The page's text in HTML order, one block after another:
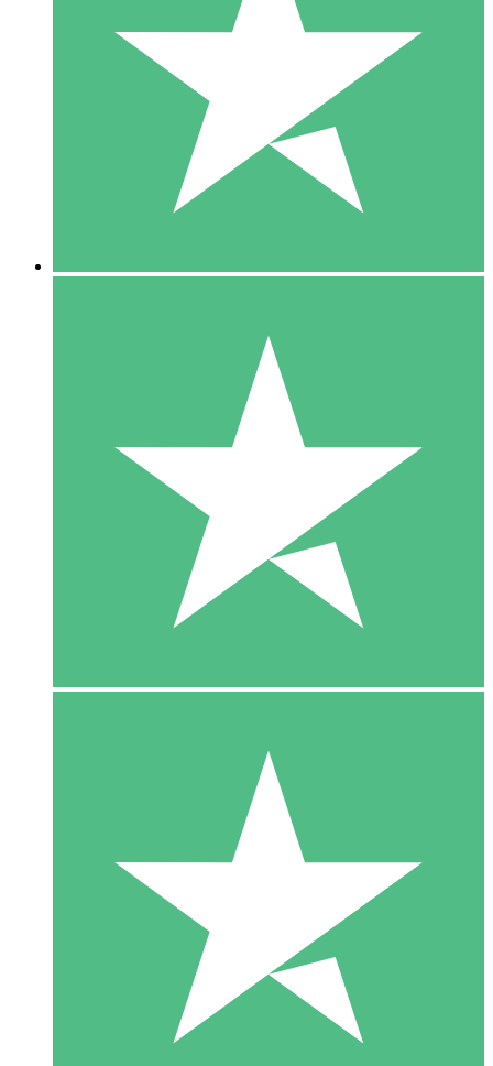
Payez à l'utilisation avec des crédits de téléchargement. Sans
1 Téléchargement
10 00
10 Téléchargements
20 00